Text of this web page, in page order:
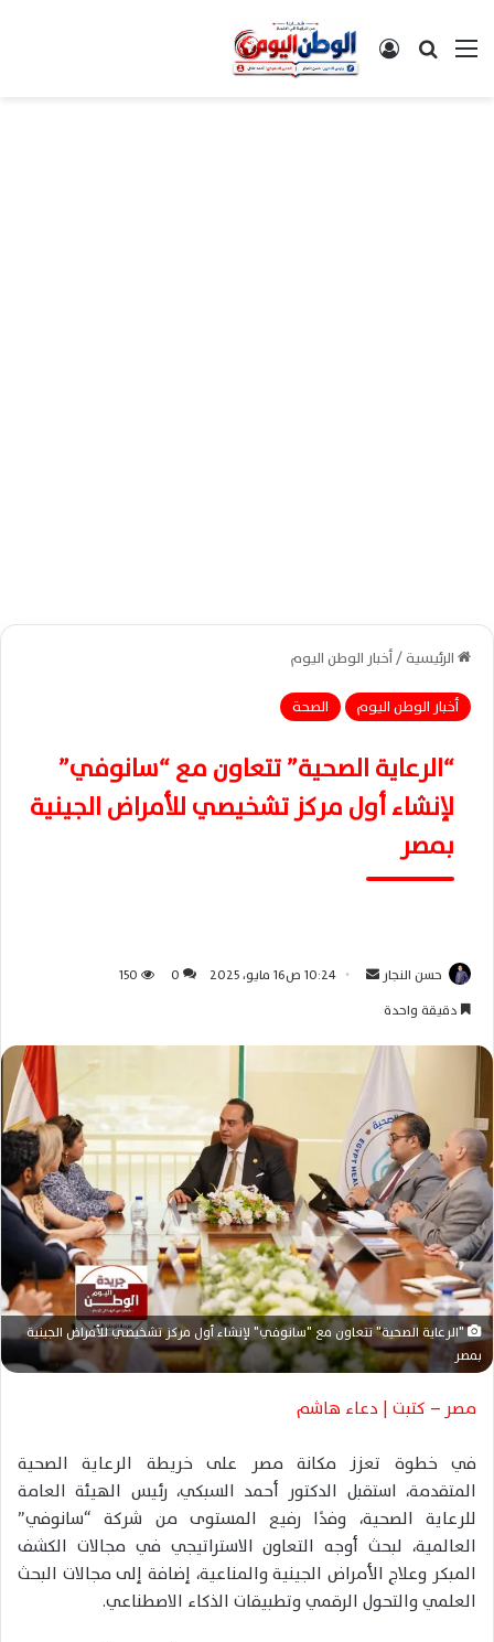
القائمةبحث عن تسجيل الدخول
الرئيسية/أخبار الوطن اليوم
أخبار الوطن اليوم
الصحة
“الرعاية الصحية” تتعاون مع “سانوفي”
لإنشاء أول مركز تشخيصي للأمراض الجينية
بمصر
حسن النجار
ب
ي
د
ا
إ
ل
ك
ت
ر
و
ن
10:24 ص16 مايو، 2025 0
150
دقيقة واحدة
"الرعاية الصحية" تتعاون مع "سانوفي" لإنشاء أول مركز تشخيصي للأمراض الجينية
بمصر
مصر – كتبت | دعاء هاشم
في خطوة تعزز مكانة مصر على خريطة الرعاية الصحية
المتقدمة، استقبل الدكتور أحمد السبكي، رئيس الهيئة العامة
للرعاية الصحية، وفدًا رفيع المستوى من شركة “سانوفي”
العالمية، لبحث أوجه التعاون الاستراتيجي في مجالات الكشف
المبكر وعلاج الأمراض الجينية والمناعية، إضافة إلى مجالات البحث
العلمي والتحول الرقمي وتطبيقات الذكاء الاصطناعي.